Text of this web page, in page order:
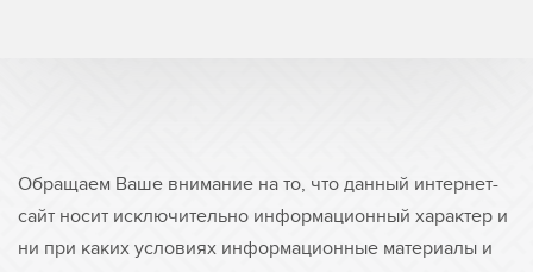
Обращаем Ваше внимание на то, что данный интернет-
сайт носит исключительно информационный характер и
ни при каких условиях информационные материалы и